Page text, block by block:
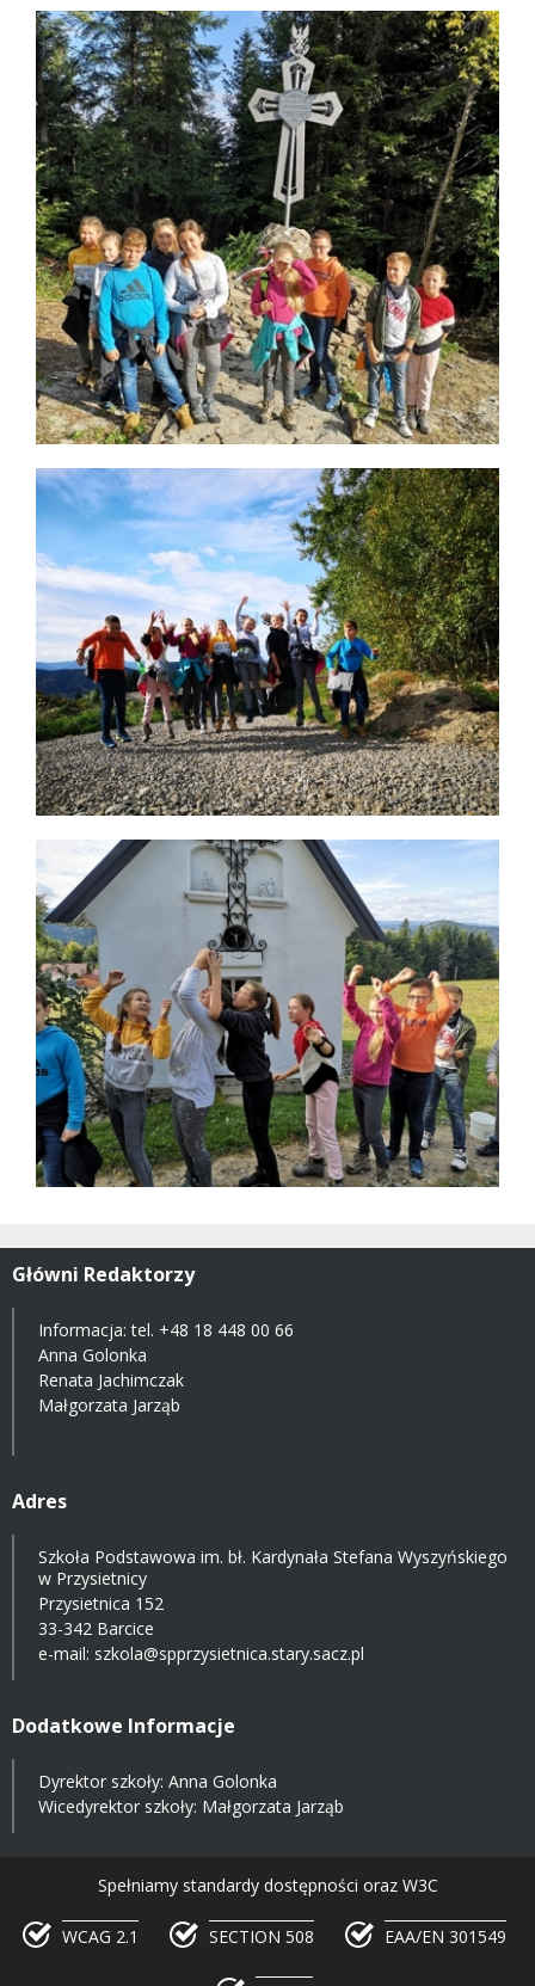
Główni Redaktorzy
Informacja: tel. +48 18 448 00 66
Anna Golonka
Renata Jachimczak
Małgorzata Jarząb
Adres
Szkoła Podstawowa im. bł. Kardynała Stefana Wyszyńskiego
w Przysietnicy
Przysietnica 152
33-342 Barcice
e-mail: szkola@spprzysietnica.stary.sacz.pl
Dodatkowe Informacje
Dyrektor szkoły: Anna Golonka
Wicedyrektor szkoły: Małgorzata Jarząb
Spełniamy standardy dostępności oraz W3C
WCAG 2.1 SECTION 508 EAA/EN 301549